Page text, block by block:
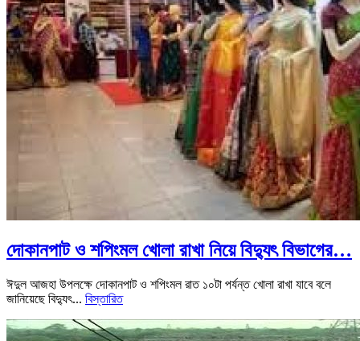
দোকানপাট ও শপিংমল খোলা রাখা নিয়ে বিদ্যুৎ বিভাগের…
ঈদুল আজহা উপলক্ষে দোকানপাট ও শপিংমল রাত ১০টা পর্যন্ত খোলা রাখা যাবে বলে
জানিয়েছে বিদ্যুৎ... বিস্তারিত